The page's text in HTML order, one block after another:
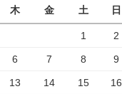
木 金 土 日
1 2
6 7 8 9
13 14 15 16